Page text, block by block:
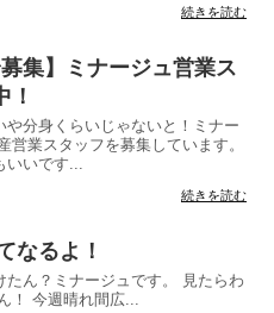
続きを読む
集】ミナージュ営業ス
！
や分身くらいじゃないと！ミナー
営業スタッフを募集しています。
いいです...
続きを読む
なるよ！
たん？ミナージュです。 見たらわ
！ 今週晴れ間広...